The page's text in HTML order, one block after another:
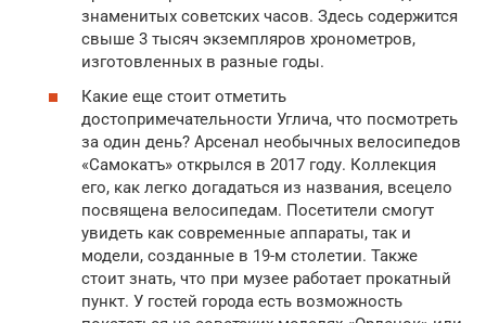
знаменитых советских часов. Здесь содержится
свыше 3 тысяч экземпляров хронометров,
изготовленных в разные годы.
Какие еще стоит отметить
достопримечательности Углича, что посмотреть
за один день? Арсенал необычных велосипедов
«Самокатъ» открылся в 2017 году. Коллекция
его, как легко догадаться из названия, всецело
посвящена велосипедам. Посетители смогут
увидеть как современные аппараты, так и
модели, созданные в 19-м столетии. Также
стоит знать, что при музее работает прокатный
пункт. У гостей города есть возможность